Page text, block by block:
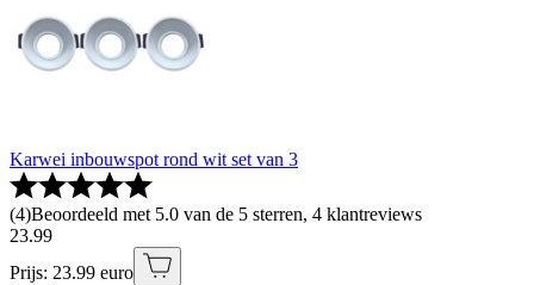
Karwei inbouwspot rond wit set van 3
(4)Beoordeeld met 5.0 van de 5 sterren, 4 klantreviews
23.99
Prijs: 23.99 euro